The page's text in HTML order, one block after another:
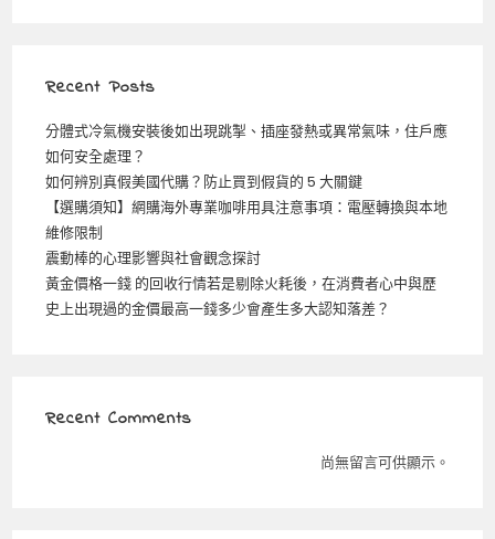
Recent Posts
分體式冷氣機安裝後如出現跳掣、插座發熱或異常氣味，住戶應
如何安全處理？
如何辨別真假美國代購？防止買到假貨的 5 大關鍵
【選購須知】網購海外專業咖啡用具注意事項：電壓轉換與本地
維修限制
震動棒的心理影響與社會觀念探討
黃金價格一錢 的回收行情若是剔除火耗後，在消費者心中與歷
史上出現過的金價最高一錢多少會產生多大認知落差？
Recent Comments
尚無留言可供顯示。